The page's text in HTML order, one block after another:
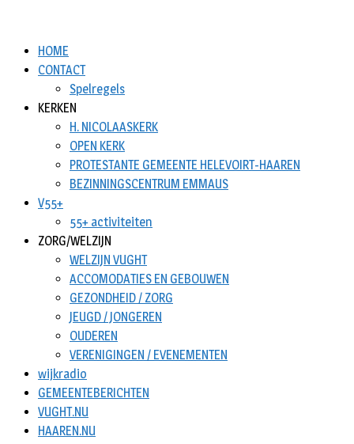
HOME
CONTACT
Spelregels
KERKEN
H. NICOLAASKERK
OPEN KERK
PROTESTANTE GEMEENTE HELEVOIRT-HAAREN
BEZINNINGSCENTRUM EMMAUS
V55+
55+ activiteiten
ZORG/WELZIJN
WELZIJN VUGHT
ACCOMODATIES EN GEBOUWEN
GEZONDHEID / ZORG
JEUGD / JONGEREN
OUDEREN
VERENIGINGEN / EVENEMENTEN
wijkradio
GEMEENTEBERICHTEN
VUGHT.NU
HAAREN.NU